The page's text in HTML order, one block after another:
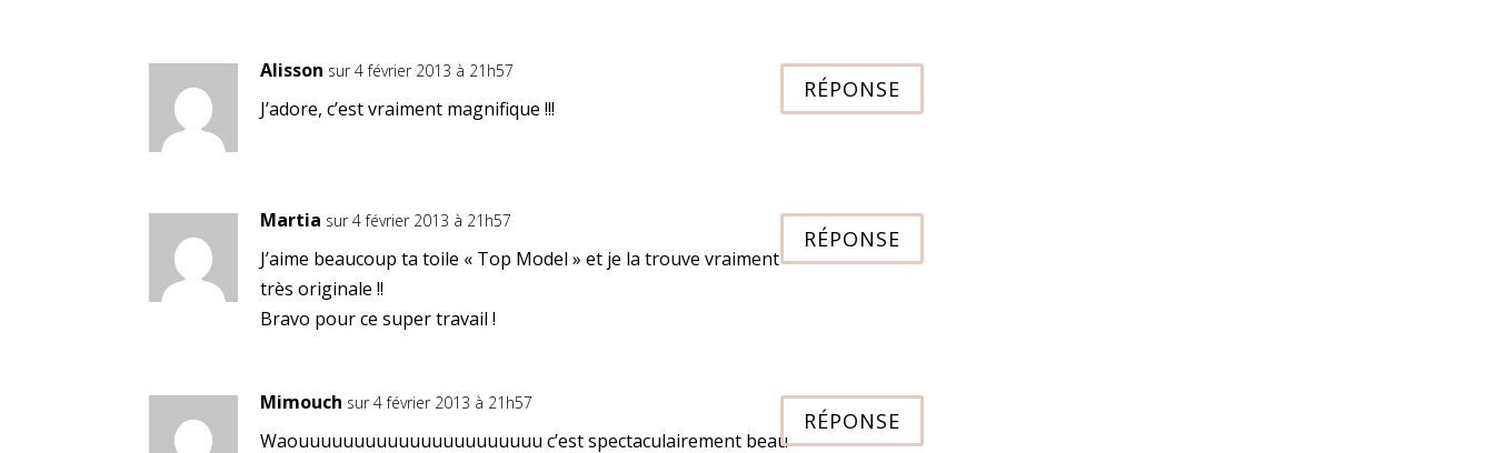
Alisson sur 4 février 2013 à 21h57
J’adore, c’est vraiment magnifique !!!
RÉPONSE
Martia sur 4 février 2013 à 21h57
J’aime beaucoup ta toile « Top Model » et je la trouve vraiment
très originale !!
Bravo pour ce super travail !
RÉPONSE
Mimouch sur 4 février 2013 à 21h57
Waouuuuuuuuuuuuuuuuuuuuuu c’est spectaculairement beau
RÉPONSE